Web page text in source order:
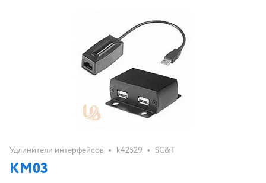
Удлинители интерфейсов • k42529 • SC&T
KM03